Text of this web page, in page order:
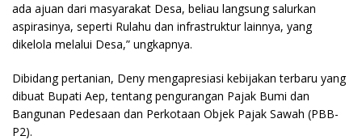
ada ajuan dari masyarakat Desa, beliau langsung salurkan
aspirasinya, seperti Rulahu dan infrastruktur lainnya, yang
dikelola melalui Desa,” ungkapnya.
Dibidang pertanian, Deny mengapresiasi kebijakan terbaru yang
dibuat Bupati Aep, tentang pengurangan Pajak Bumi dan
Bangunan Pedesaan dan Perkotaan Objek Pajak Sawah (PBB-
P2).